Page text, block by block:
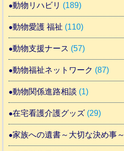
動物リハビリ (189)
動物愛護 福祉 (110)
動物支援ナース (57)
動物福祉ネットワーク (87)
動物関係進路相談 (1)
在宅看護介護グッズ (29)
家族への遺書～大切な決め事～